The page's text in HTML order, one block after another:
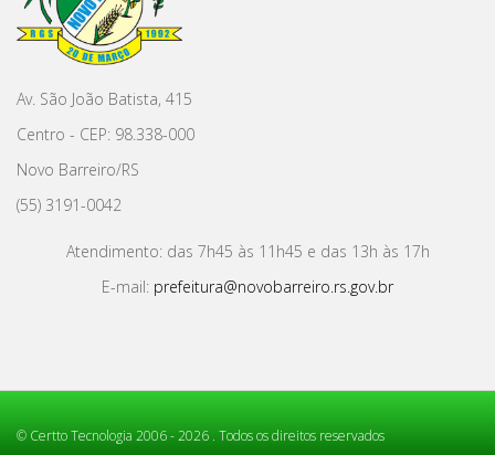
Av. São João Batista, 415
Centro - CEP: 98.338-000
Novo Barreiro/RS
(55) 3191-0042
Atendimento: das 7h45 às 11h45 e das 13h às 17h
E-mail: prefeitura@novobarreiro.rs.gov.br
© Certto Tecnologia 2006 - 2026 . Todos os direitos reservados